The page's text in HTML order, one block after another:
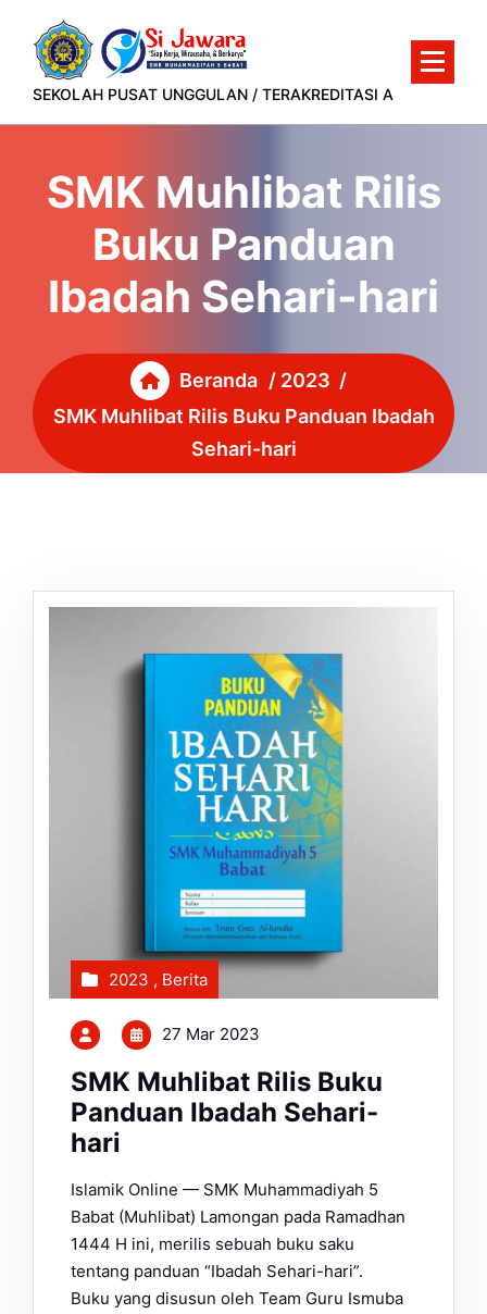
konten
SEKOLAH PUSAT UNGGULAN / TERAKREDITASI A
SMK Muhlibat Rilis
Buku Panduan
Ibadah Sehari-hari
Beranda / 2023 /
SMK Muhlibat Rilis Buku Panduan Ibadah
Sehari-hari
2023 , Berita
27 Mar 2023
SMK Muhlibat Rilis Buku
Panduan Ibadah Sehari-
hari
Islamik Online — SMK Muhammadiyah 5
Babat (Muhlibat) Lamongan pada Ramadhan
1444 H ini, merilis sebuah buku saku
tentang panduan “Ibadah Sehari-hari”.
Buku yang disusun oleh Team Guru Ismuba